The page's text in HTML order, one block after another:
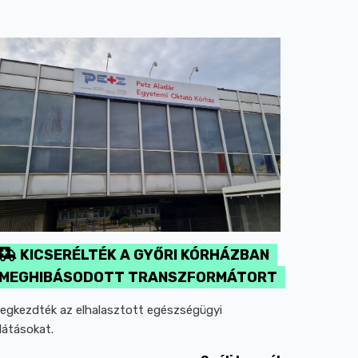
KICSERÉLTÉK A GYŐRI KÓRHÁZBAN
TRANSZFORMÁTORT
az elhalasztott egészségügyi